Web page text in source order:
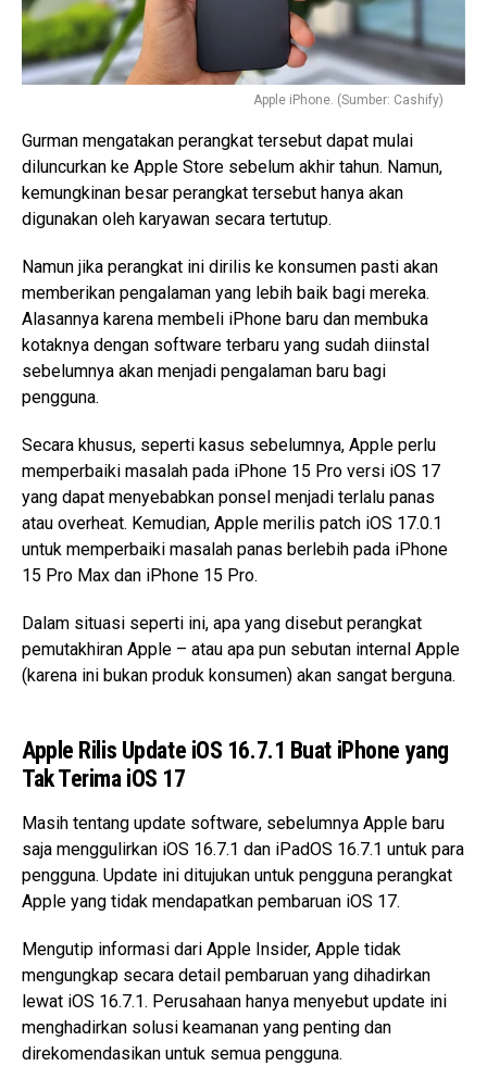
Apple iPhone. (Sumber: Cashify)
Gurman mengatakan perangkat tersebut dapat mulai
diluncurkan ke Apple Store sebelum akhir tahun. Namun,
kemungkinan besar perangkat tersebut hanya akan
digunakan oleh karyawan secara tertutup.
Namun jika perangkat ini dirilis ke konsumen pasti akan
memberikan pengalaman yang lebih baik bagi mereka.
Alasannya karena membeli iPhone baru dan membuka
kotaknya dengan software terbaru yang sudah diinstal
sebelumnya akan menjadi pengalaman baru bagi
pengguna.
Secara khusus, seperti kasus sebelumnya, Apple perlu
memperbaiki masalah pada iPhone 15 Pro versi iOS 17
yang dapat menyebabkan ponsel menjadi terlalu panas
atau overheat. Kemudian, Apple merilis patch iOS 17.0.1
untuk memperbaiki masalah panas berlebih pada iPhone
15 Pro Max dan iPhone 15 Pro.
Dalam situasi seperti ini, apa yang disebut perangkat
pemutakhiran Apple – atau apa pun sebutan internal Apple
(karena ini bukan produk konsumen) akan sangat berguna.
Apple Rilis Update iOS 16.7.1 Buat iPhone yang
Tak Terima iOS 17
Masih tentang update software, sebelumnya Apple baru
saja menggulirkan iOS 16.7.1 dan iPadOS 16.7.1 untuk para
pengguna. Update ini ditujukan untuk pengguna perangkat
Apple yang tidak mendapatkan pembaruan iOS 17.
Mengutip informasi dari Apple Insider, Apple tidak
mengungkap secara detail pembaruan yang dihadirkan
lewat iOS 16.7.1. Perusahaan hanya menyebut update ini
menghadirkan solusi keamanan yang penting dan
direkomendasikan untuk semua pengguna.